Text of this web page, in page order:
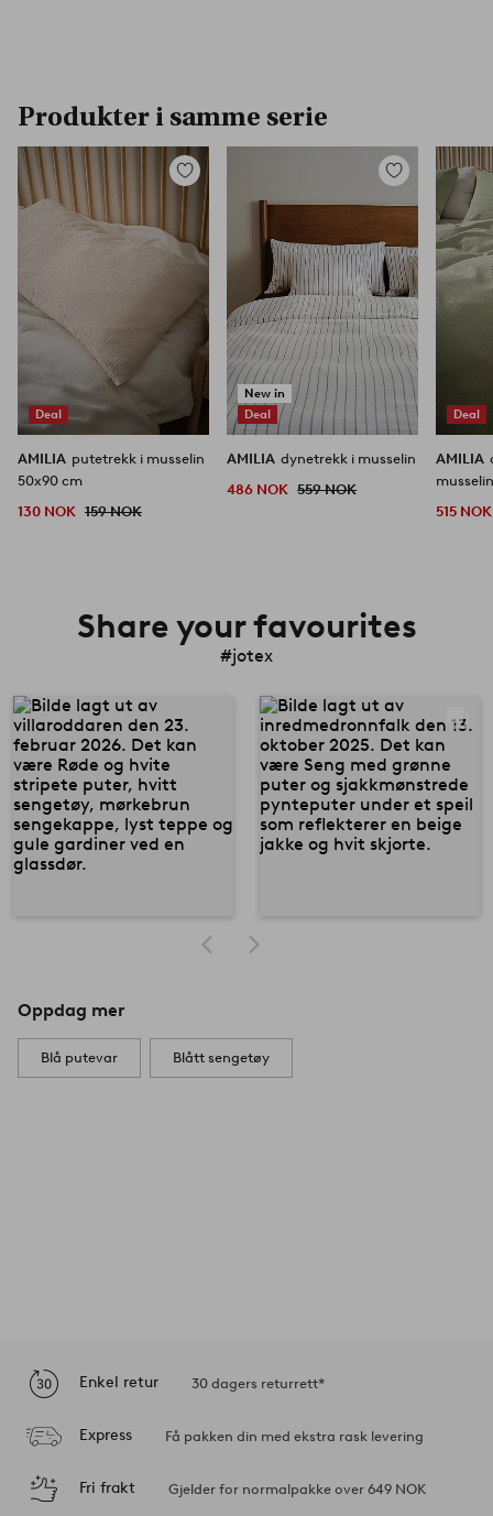
Produkter i samme serie
Deal
Legg
favoritter
AMILIA putetrekk i musselin
50x90 cm
130 NOK 159 NOK
New in
Deal
Legg
favoritter
AMILIA dynetrekk i musselin
486 NOK 559 NOK
Deal
AMILIA
515 NOK
Share your favourites
#jotex
Oppdag mer
Blå putevar Blått sengetøy
Enkel retur 30 dagers returrett*
Express Få pakken din med ekstra rask levering
Fri frakt Gjelder for normalpakke over 649 NOK